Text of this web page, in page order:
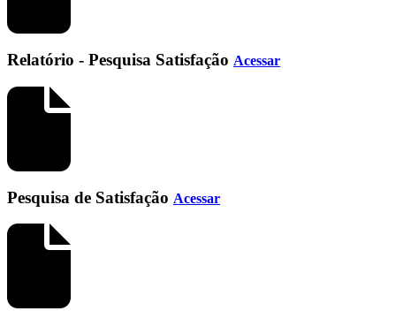
Relatório - Pesquisa Satisfação Acessar
Pesquisa de Satisfação Acessar